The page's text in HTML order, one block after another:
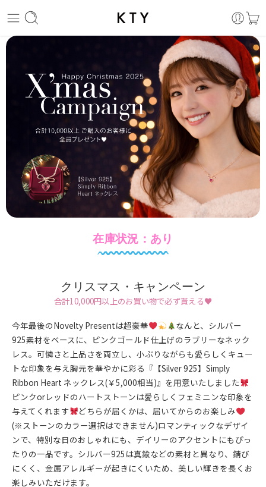
在庫状況：あり
クリスマス・キャンペーン
合計10,000円以上のお買い物で必ず貰える♥
今年最後のNovelty Presentは超豪華
なんと、シルバー
925素材をベースに、ピンクゴールド仕上げのラブリーなネック
レス。可憐さと上品さを両立し、小ぶりながらも愛らしくキュー
トな印象を与え胸元を華やかに彩る『【Silver 925】Simply
Ribbon Heart ネックレス(￥5,000相当)』を用意いたしました
ピンクorレッドのハートストーンは愛らしくフェミニンな印象を
与えてくれます
どちらが届くかは、届いてからのお楽しみ
(※ストーンのカラー選択はできません)ロマンティックなデザイ
ンで、特別な日のおしゃれにも、デイリーのアクセントにもぴっ
たりの一品です。シルバー925は真鍮などの素材と異なり、錆び
にくく、金属アレルギーが起きにくいため、美しい輝きを長くお
楽しみいただけます。